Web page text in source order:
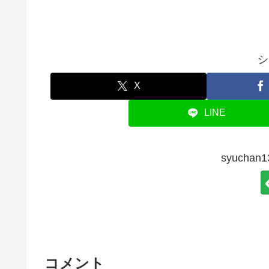
X
LINE
コメント